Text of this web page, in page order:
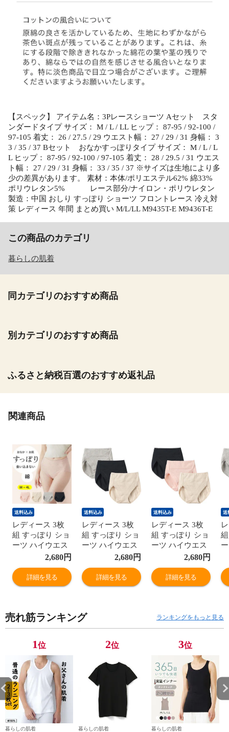
【スペック】 アイテム名：3Pレースショーツ Aセット スタ
ンダードタイプ サイズ： M / L / LL ヒップ： 87-95 / 92-100 /
97-105 着丈： 26 / 27.5 / 29 ウエスト幅： 27 / 29 / 31 身幅： 3
3 / 35 / 37 Bセット おなかすっぽりタイプ サイズ： M / L / L
L ヒップ： 87-95 / 92-100 / 97-105 着丈： 28 / 29.5 / 31 ウエス
ト幅： 27 / 29 / 31 身幅： 33 / 35 / 37 ※サイズは生地により多
少の差異があります。 素材：本体/ポリエステル62% 綿33%
ポリウレタン5% レース部分/ナイロン・ポリウレタン
製造：中国 おしり すっぽり ショーツ フロントレース 冷え対
策 レディース 年間 まとめ買い M/L/LL M9435T-E M9436T-E
この商品のカテゴリ
暮らしの肌着
同カテゴリのおすすめ商品
別カテゴリのおすすめ商品
ふるさと納税百選のおすすめ返礼品
関連商品
送料込み
レディース 3枚
組 すっぽり ショ
ーツ ハイウエス
ト 綿 コットン
ップアップ 深ば
き レギュラー 女
2,680円
詳細を見る
送料込み
レディース 3枚
組 すっぽり ショ
ーツ ハイウエス
ト 綿 コットン
ップアップ 深ば
き レギュラー 女
2,680円
詳細を見る
送料込み
レディース 3枚
組 すっぽり ショ
ーツ ハイウエス
ト 綿 コットン
ップアップ 深ば
き レギュラー 女
2,680円
詳細を見る
送
売れ筋ランキング ランキングをもっと見る
1位
暮らしの肌着
2位
暮らしの肌着
3位
暮らしの肌着